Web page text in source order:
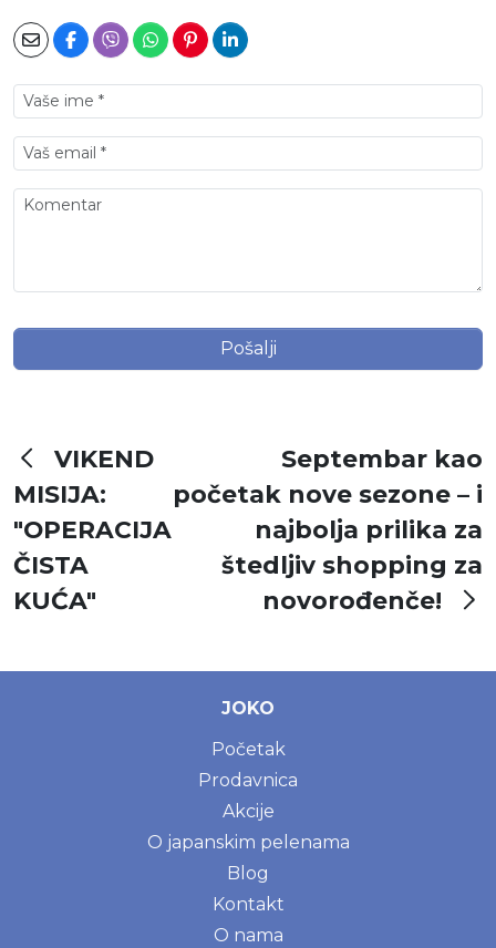
Pošalji
VIKEND
MISIJA:
"OPERACIJA
ČISTA
KUĆA"
Septembar kao
početak nove sezone – i
najbolja prilika za
štedljiv shopping za
novorođenče!
JOKO
Početak
Prodavnica
Akcije
O japanskim pelenama
Blog
Kontakt
O nama